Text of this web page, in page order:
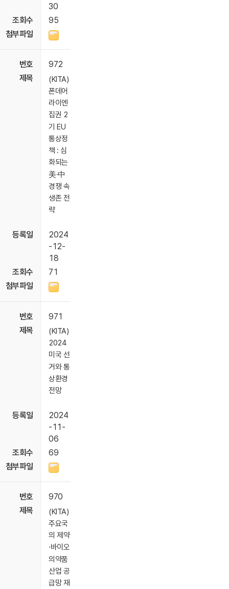
30
95
972
(KITA)
폰데어
라이엔
집권 2
기 EU
통상정
책 : 심
화되는
美·中
경쟁 속
생존 전
략
2024
-12-
18
71
971
(KITA)
2024
미국 선
거와 통
상환경
전망
2024
-11-
06
69
970
(KITA)
주요국
의 제약
·바이오
의약품
산업 공
급망 재